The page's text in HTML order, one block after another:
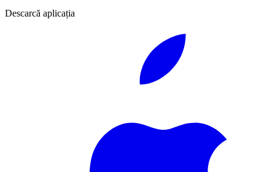
Descarcă aplicația